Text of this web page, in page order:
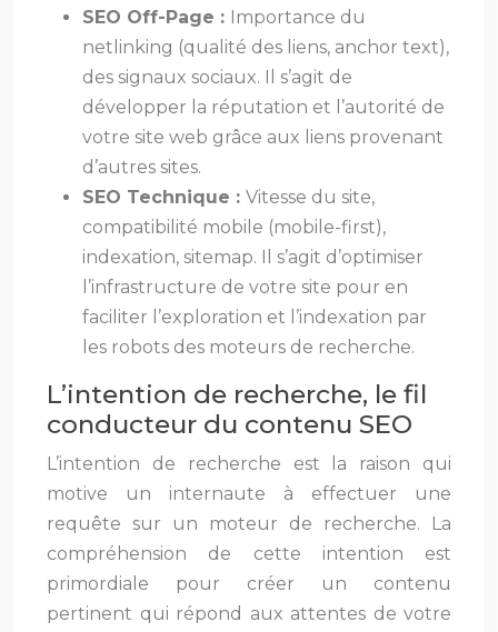
SEO Off-Page : Importance du
netlinking (qualité des liens, anchor text),
des signaux sociaux. Il s’agit de
développer la réputation et l’autorité de
votre site web grâce aux liens provenant
d’autres sites.
SEO Technique : Vitesse du site,
compatibilité mobile (mobile-first),
indexation, sitemap. Il s’agit d’optimiser
l’infrastructure de votre site pour en
faciliter l’exploration et l’indexation par
les robots des moteurs de recherche.
L’intention de recherche, le fil
conducteur du contenu SEO
L’intention de recherche est la raison qui
motive un internaute à effectuer une
requête sur un moteur de recherche. La
compréhension de cette intention est
primordiale pour créer un contenu
pertinent qui répond aux attentes de votre